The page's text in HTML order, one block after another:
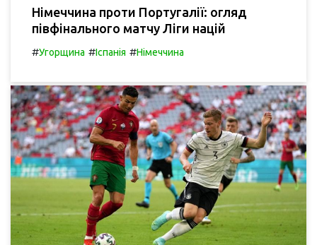
Німеччина проти Португалії: огляд
півфінального матчу Ліги націй
#Угорщина #Іспанія #Німеччина